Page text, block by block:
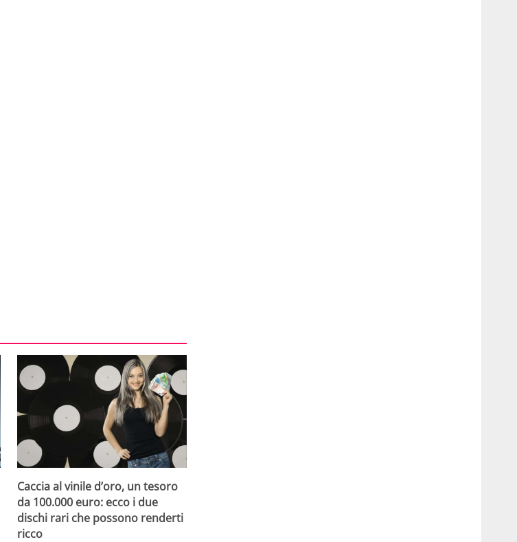
Caccia al vinile d’oro, un tesoro
da 100.000 euro: ecco i due
dischi rari che possono renderti
ricco